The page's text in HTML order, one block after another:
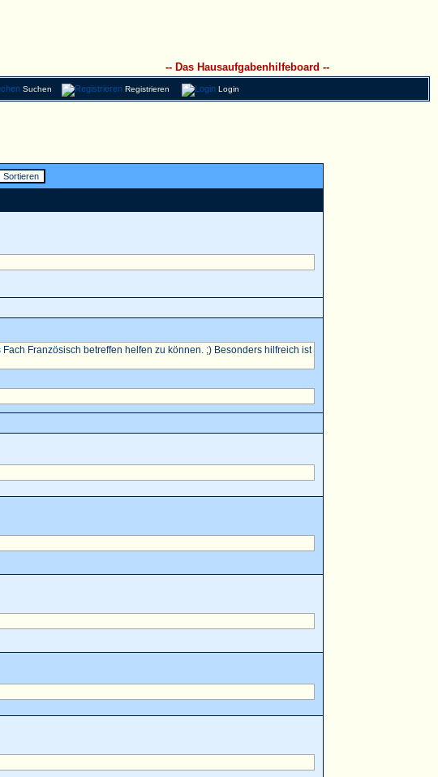
-- Das Hausaufgabenhilfeboard --
Suchen Registrieren Login
Französisch betreffen helfen zu können. ;) Besonders hilfreich ist